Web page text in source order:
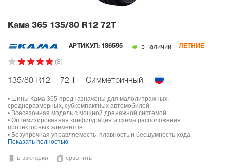
Кама 365 135/80 R12 72T
АРТИКУЛ: 186595 в наличии ЛЕТНИЕ
(8)
135/80 R12 72 Симметричный
• Шины Кама 365 предназначены для малолитражных,
среднеразмерных, субкомпактных автомобилей.
• Всесезонная модель с мощной дренажной системой.
• Оптимизированная конфигурация и схема расположения
протекторных элементов.
• Безупречная управляемость, плавность и бесшумность хода.
Показать полностью
в закладки сравнить